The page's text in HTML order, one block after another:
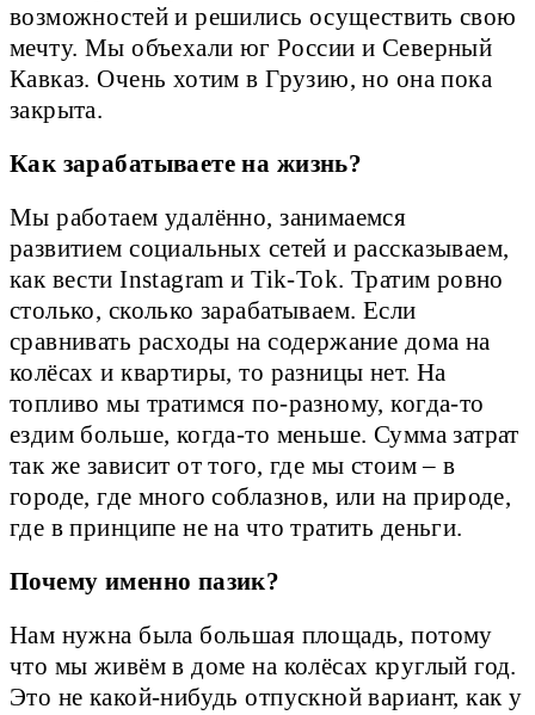
возможностей и решились осуществить свою
мечту. Мы объехали юг России и Северный
Кавказ. Очень хотим в Грузию, но она пока
закрыта.
Как зарабатываете на жизнь?
Мы работаем удалённо, занимаемся
развитием социальных сетей и рассказываем,
как вести Instagram и Tik-Tok. Тратим ровно
столько, сколько зарабатываем. Если
сравнивать расходы на содержание дома на
колёсах и квартиры, то разницы нет. На
топливо мы тратимся по-разному, когда-то
ездим больше, когда-то меньше. Сумма затрат
так же зависит от того, где мы стоим – в
городе, где много соблазнов, или на природе,
где в принципе не на что тратить деньги.
Почему именно пазик?
Нам нужна была большая площадь, потому
что мы живём в доме на колёсах круглый год.
Это не какой-нибудь отпускной вариант, как у